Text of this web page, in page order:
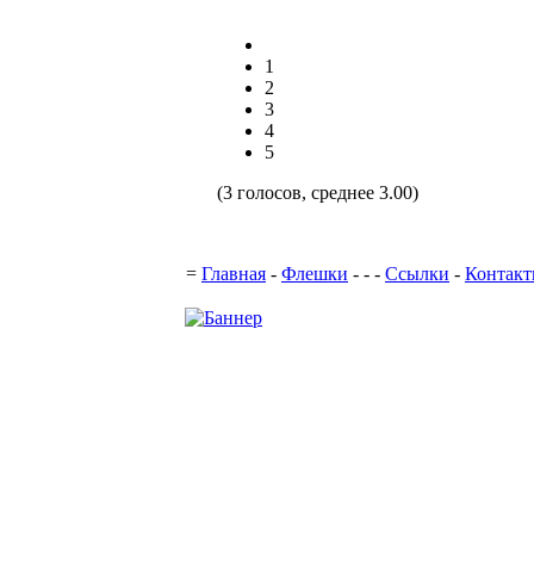
1
2
3
4
5
(3 голосов, среднее 3.00)
= Главная - Флешки - - - Ссылки -